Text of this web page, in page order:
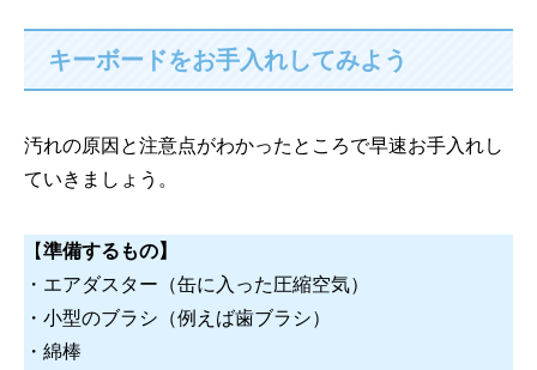
キーボードをお手入れしてみよう
汚れの原因と注意点がわかったところで早速お手入れし
ていきましょう。
【準備するもの】
・エアダスター（缶に入った圧縮空気）
・小型のブラシ（例えば歯ブラシ）
・綿棒